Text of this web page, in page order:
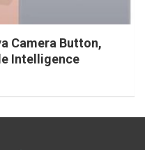
Camera Button,
Intelligence